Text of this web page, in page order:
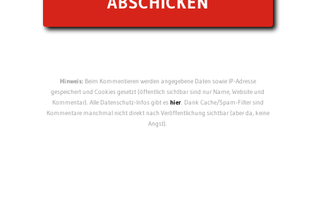
Hinweis:Beim Kommentieren werden angegebene Daten sowie IP-Adresse
gespeichert und Cookies gesetzt (öffentlich sichtbar sind nur Name, Website und
Kommentar). Alle Datenschutz-Infos gibt eshier. Dank Cache/Spam-Filter sind
Kommentare manchmal nicht direkt nach Veröffentlichung sichtbar (aber da, keine
Angst).